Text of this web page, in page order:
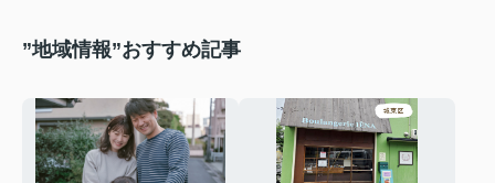
”地域情報”おすすめ記事